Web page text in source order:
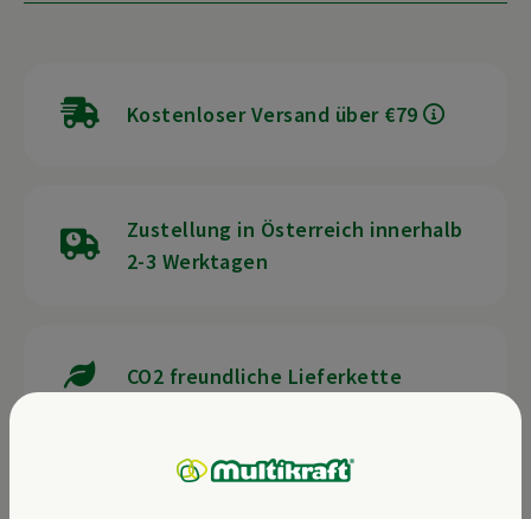
Kostenloser Versand über €79
Zustellung in Österreich innerhalb
2-3 Werktagen
CO2 freundliche Lieferkette